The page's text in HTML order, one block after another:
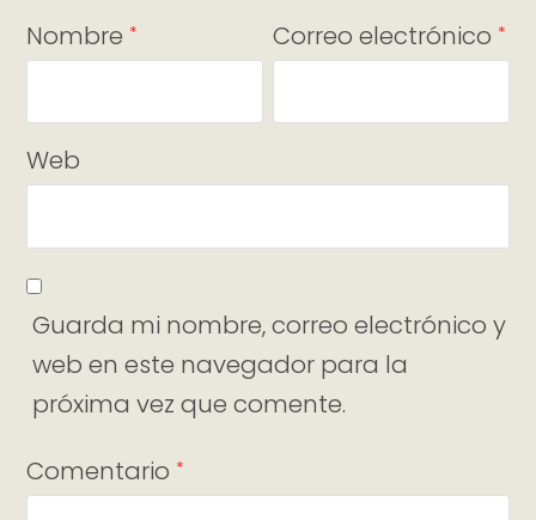
Nombre * Correo electrónico *
Web
Guarda mi nombre, correo electrónico y
web en este navegador para la
próxima vez que comente.
Comentario *